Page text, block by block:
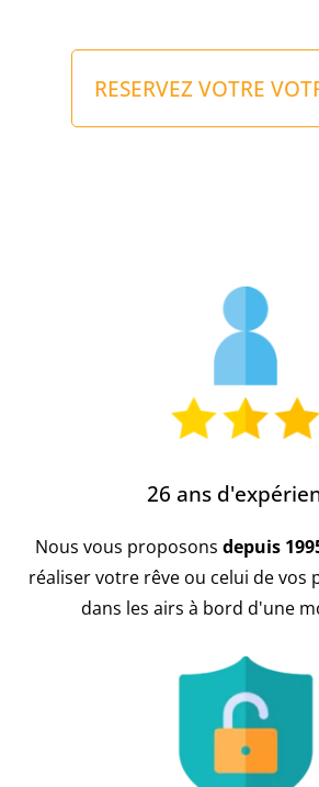
RESERVEZ VOTRE
26 ans
Nous vous proposons depuis
réaliser votre rêve ou celui de vos
dans les airs à bord d'une